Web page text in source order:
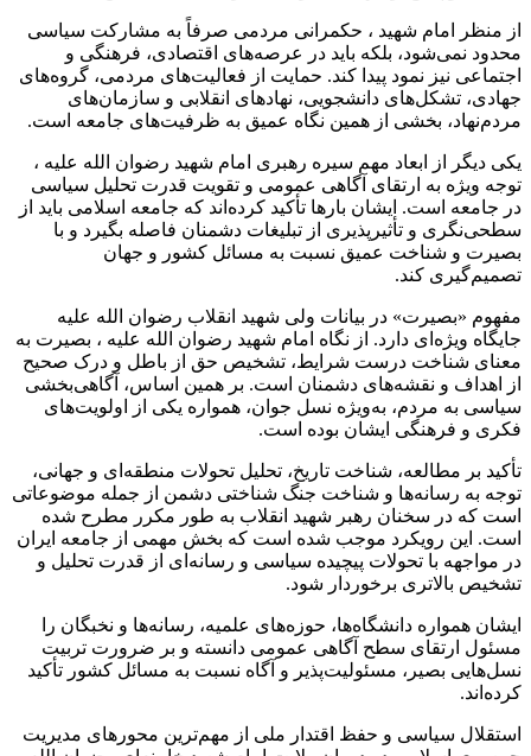
از منظر امام شهید ، حکمرانی مردمی صرفاً به مشارکت سیاسی
محدود نمی‌شود، بلکه باید در عرصه‌های اقتصادی، فرهنگی و
اجتماعی نیز نمود پیدا کند. حمایت از فعالیت‌های مردمی، گروه‌های
جهادی، تشکل‌های دانشجویی، نهادهای انقلابی و سازمان‌های
مردم‌نهاد، بخشی از همین نگاه عمیق به ظرفیت‌های جامعه است.
یکی دیگر از ابعاد مهم سیره رهبری امام شهید رضوان الله علیه ،
توجه ویژه به ارتقای آگاهی عمومی و تقویت قدرت تحلیل سیاسی
در جامعه است. ایشان بارها تأکید کرده‌اند که جامعه اسلامی باید از
سطحی‌نگری و تأثیرپذیری از تبلیغات دشمنان فاصله بگیرد و با
بصیرت و شناخت عمیق نسبت به مسائل کشور و جهان
تصمیم‌گیری کند.
مفهوم «بصیرت» در بیانات ولی شهید انقلاب رضوان الله علیه
جایگاه ویژه‌ای دارد. از نگاه امام شهید رضوان الله علیه ، بصیرت به
معنای شناخت درست شرایط، تشخیص حق از باطل و درک صحیح
از اهداف و نقشه‌های دشمنان است. بر همین اساس، آگاهی‌بخشی
سیاسی به مردم، به‌ویژه نسل جوان، همواره یکی از اولویت‌های
فکری و فرهنگی ایشان بوده است.
تأکید بر مطالعه، شناخت تاریخ، تحلیل تحولات منطقه‌ای و جهانی،
توجه به رسانه‌ها و شناخت جنگ شناختی دشمن از جمله موضوعاتی
است که در سخنان رهبر شهید انقلاب به طور مکرر مطرح شده
است. این رویکرد موجب شده است که بخش مهمی از جامعه ایران
در مواجهه با تحولات پیچیده سیاسی و رسانه‌ای از قدرت تحلیل و
تشخیص بالاتری برخوردار شود.
ایشان همواره دانشگاه‌ها، حوزه‌های علمیه، رسانه‌ها و نخبگان را
مسئول ارتقای سطح آگاهی عمومی دانسته و بر ضرورت تربیت
نسل‌هایی بصیر، مسئولیت‌پذیر و آگاه نسبت به مسائل کشور تأکید
کرده‌اند.
استقلال سیاسی و حفظ اقتدار ملی از مهم‌ترین محورهای مدیریت